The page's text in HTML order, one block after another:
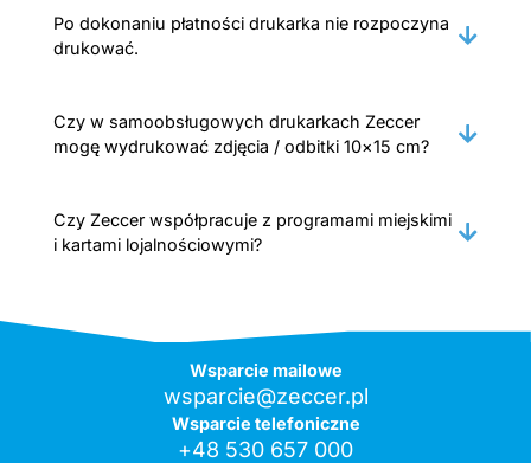
Po dokonaniu płatności drukarka nie rozpoczyna
drukować.
Czy w samoobsługowych drukarkach Zeccer
mogę wydrukować zdjęcia / odbitki 10×15 cm?
Czy Zeccer współpracuje z programami miejskimi
i kartami lojalnościowymi?
Wsparcie mailowe
wsparcie@zeccer.pl
Wsparcie telefoniczne
+48 530 657 000